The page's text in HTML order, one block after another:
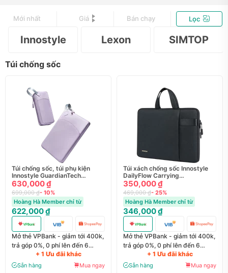
Mới nhất Giá Bán chạy Lọc
Innostyle Lexon SIMTOP
Túi chống sốc
Túi chống sốc, túi phụ kiện
Innostyle GuardianTech
Mac/Lap 14" GT-C21BLK-14
630,000 ₫
699,000 ₫- 10%
Hoàng Hà Member chỉ từ
622,000 ₫
Mở thẻ VPBank - giảm tới 400k,
trả góp 0%, 0 phí lên đến 6
+ 1 Ưu đãi khác
Sẵn hàng Mua ngay
Túi xách chống sốc Innostyle
DailyFlow Carrying
Macbook/Laptop 16" S100
350,000 ₫
469,000 ₫- 25%
Hoàng Hà Member chỉ từ
346,000 ₫
Mở thẻ VPBank - giảm tới 400k,
trả góp 0%, 0 phí lên đến 6
+ 1 Ưu đãi khác
Sẵn hàng Mua ngay